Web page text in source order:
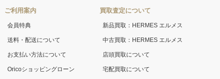
ご利用案内
会員特典
送料・配送について
お支払い方法について
Oricoショッピングローン
買取査定について
新品買取：HERMES エルメス
中古買取：HERMES エルメス
店頭買取について
宅配買取について